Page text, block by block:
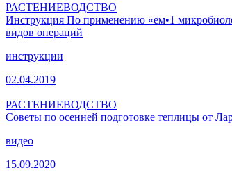
РАСТЕНИЕВОДСТВО
Инструкция По применению «ем•1
видов операций
инструкции
02.04.2019
РАСТЕНИЕВОДСТВО
Советы по осенней подготовке теплицы от
видео
15.09.2020